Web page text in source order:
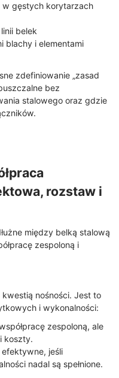
w gęstych korytarzach
belek
blachy i elementami
zdefiniowanie „zasad
bez
stalowego oraz gdzie
rozstaw i
między belką stalową
zespoloną i
kwestią nośności. Jest to
i wykonalności:
zespoloną, ale
koszty.
jeśli
nadal są spełnione.